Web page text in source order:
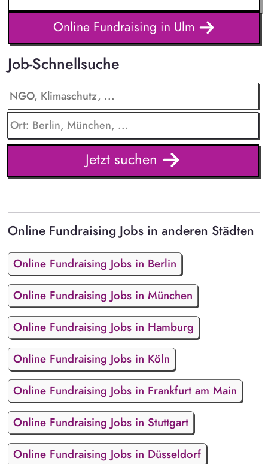
Online Fundraising in Ulm
Job-Schnellsuche
Jetzt suchen
Online Fundraising Jobs in anderen Städten
Online Fundraising Jobs in Berlin
Online Fundraising Jobs in München
Online Fundraising Jobs in Hamburg
Online Fundraising Jobs in Köln
Online Fundraising Jobs in Frankfurt am Main
Online Fundraising Jobs in Stuttgart
Online Fundraising Jobs in Düsseldorf